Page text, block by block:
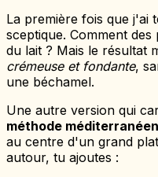
La première fois que j'ai
sceptique. Comment
du lait ? Mais le résultat
crémeuse et fondante,
une béchamel.
Une autre version qui
méthode
au centre d'un grand
autour, tu ajoutes :